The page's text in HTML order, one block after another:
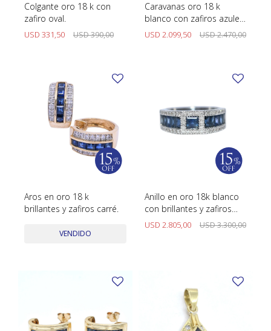
Colgante oro 18 k con
zafiro oval.
USD 331,50 USD390,00
Caravanas oro 18 k
blanco con zafiros azules
oval y brillantes.
USD 2.099,50 USD2.470,00
Aros en oro 18 k
brillantes y zafiros carré.
VENDIDO
Anillo en oro 18k blanco
con brillantes y zafiros
azules tallado carré y
baguette.
USD 2.805,00 USD3.300,00